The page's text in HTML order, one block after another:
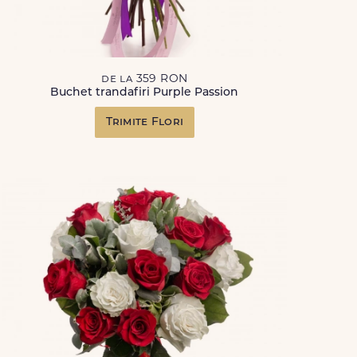
de la 359 RON
Buchet trandafiri Purple Passion
Trimite Flori